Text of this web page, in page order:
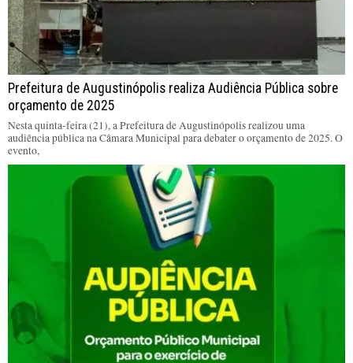
Prefeitura de Augustinópolis realiza Audiência Pública sobre
orçamento de 2025
Nesta quinta-feira (21), a Prefeitura de Augustinópolis realizou uma
audiência pública na Câmara Municipal para debater o orçamento de 2025. O
evento,